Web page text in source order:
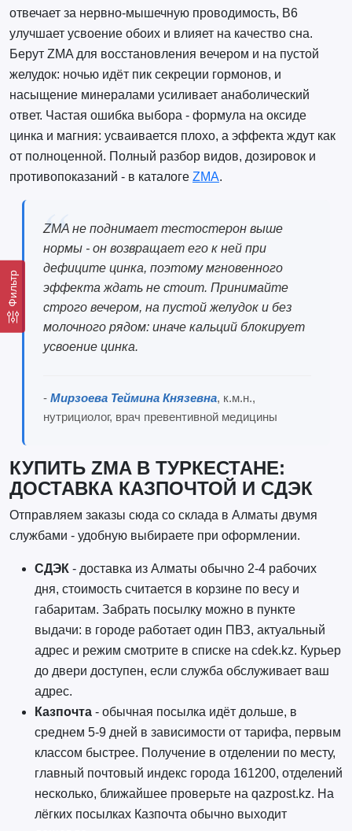
Фильтр
отвечает за нервно-мышечную проводимость, B6
улучшает усвоение обоих и влияет на качество сна.
Берут ZMA для восстановления вечером и на пустой
желудок: ночью идёт пик секреции гормонов, и
насыщение минералами усиливает анаболический
ответ. Частая ошибка выбора - формула на оксиде
цинка и магния: усваивается плохо, а эффекта ждут как
от полноценной. Полный разбор видов, дозировок и
противопоказаний - в каталоге ZMA.
ZMA не поднимает тестостерон выше
нормы - он возвращает его к ней при
дефиците цинка, поэтому мгновенного
эффекта ждать не стоит. Принимайте
строго вечером, на пустой желудок и без
молочного рядом: иначе кальций блокирует
усвоение цинка.
- Мирзоева Теймина Князевна, к.м.н.,
нутрициолог, врач превентивной медицины
КУПИТЬ ZMA В ТУРКЕСТАНЕ:
ДОСТАВКА КАЗПОЧТОЙ И СДЭК
Отправляем заказы сюда со склада в Алматы двумя
службами - удобную выбираете при оформлении.
СДЭК- доставка из Алматы обычно 2-4 рабочих
дня, стоимость считается в корзине по весу и
габаритам. Забрать посылку можно в пункте
выдачи: в городе работает один ПВЗ, актуальный
адрес и режим смотрите в списке на cdek.kz. Курьер
до двери доступен, если служба обслуживает ваш
адрес.
Казпочта- обычная посылка идёт дольше, в
среднем 5-9 дней в зависимости от тарифа, первым
классом быстрее. Получение в отделении по месту,
главный почтовый индекс города 161200, отделений
несколько, ближайшее проверьте на qazpost.kz. На
лёгких посылках Казпочта обычно выходит